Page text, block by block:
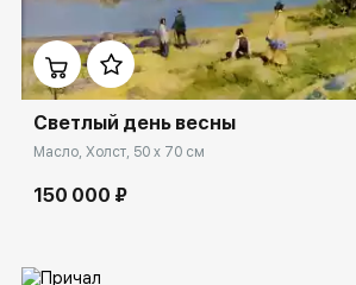
Светлый день весны
Масло, Холст, 50 x 70 см
150 000 ₽